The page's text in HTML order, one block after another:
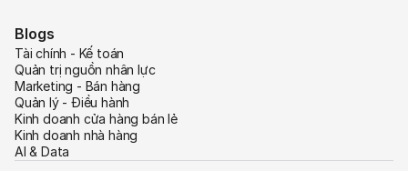
Blogs
Tài chính - Kế toán
Quản trị nguồn nhân lực
Marketing - Bán hàng
Quản lý - Điều hành
Kinh doanh cửa hàng bán lẻ
Kinh doanh nhà hàng
AI & Data